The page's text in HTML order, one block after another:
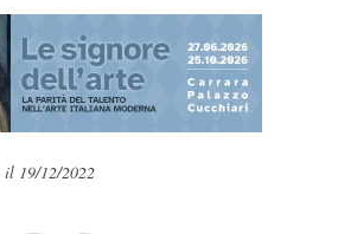
il 19/12/2022